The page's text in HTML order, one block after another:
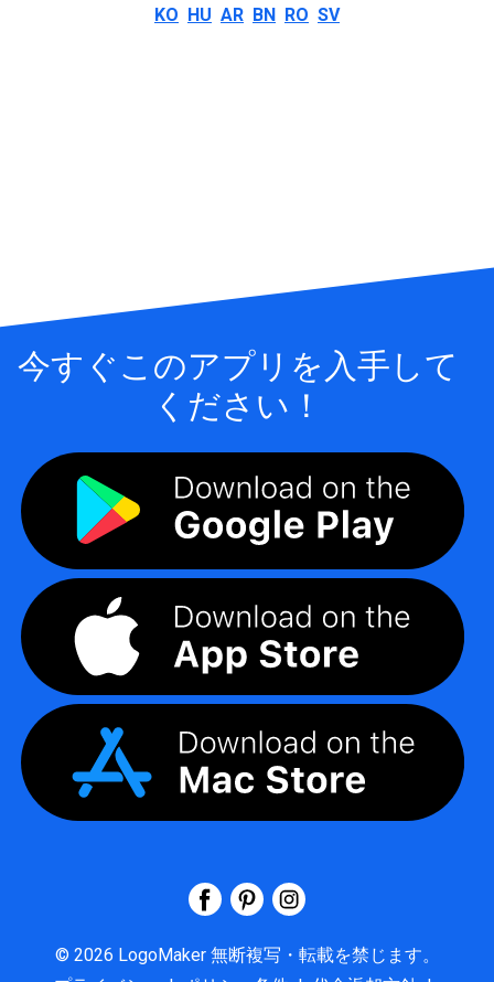
KO HU AR BN RO SV
今すぐこのアプリを入手して
ください！
© 2026 LogoMaker 無断複写・転載を禁じます。